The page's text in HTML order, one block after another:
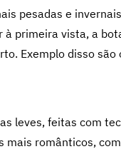
pesadas e
à primeira vista, a
Exemplo disso são
leves, feitas com
mais românticos,